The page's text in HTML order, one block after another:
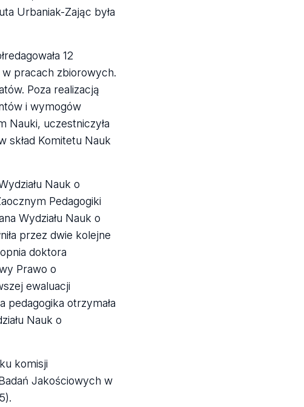
Urbaniak-Zając była
12
w pracach zbiorowych.
Poza realizacją
i wymogów
Nauki, uczestniczyła
skład Komitetu Nauk
Nauk o
Pedagogiki
Wydziału Nauk o
przez dwie kolejne
doktora
Prawo o
ewaluacji
pedagogika otrzymała
Nauk o
komisji
Jakościowych w